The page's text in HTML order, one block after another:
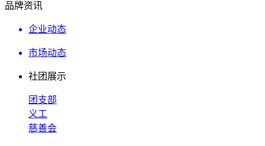
品牌资讯
企业动态
市场动态
社团展示
团支部
义工
慈善会